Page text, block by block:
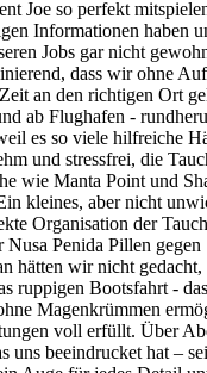
Joe so perfekt
Informationen haben
Jobs gar nicht
dass wir ohne
an den richtigen Ort
ab Flughafen -
es so viele hilfreiche
und stressfrei, die
wie Manta Point und
kleines, aber nicht
Organisation der
Nusa Penida Pillen gegen
hätten wir nicht gedacht,
ruppigen Bootsfahrt -
Magenkrümmen
voll erfüllt. Über
uns beeindrucket hat –